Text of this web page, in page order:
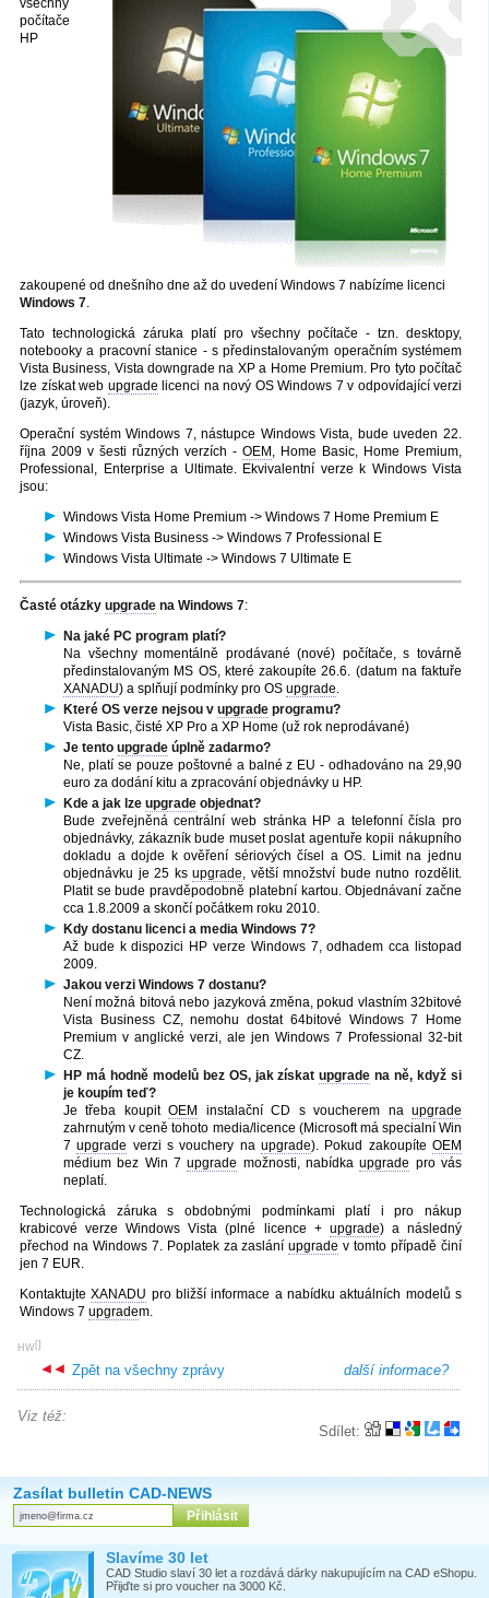
všechny
počítače
HP
zakoupené od dnešního dne až do uvedení Windows 7 nabízíme licenci
Windows 7.
Tato technologická záruka platí pro všechny počítače - tzn. desktopy,
notebooky a pracovní stanice - s předinstalovaným operačním systémem
Vista Business, Vista downgrade na XP a Home Premium. Pro tyto počítač
lze získat web upgrade licenci na nový OS Windows 7 v odpovídající verzi
(jazyk, úroveň).
Operační systém Windows 7, nástupce Windows Vista, bude uveden 22.
října 2009 v šesti různých verzích - OEM , Home Basic, Home Premium,
Professional, Enterprise a Ultimate. Ekvivalentní verze k Windows Vista
jsou:
Windows Vista Home Premium -> Windows 7 Home Premium E
Windows Vista Business -> Windows 7 Professional E
Windows Vista Ultimate -> Windows 7 Ultimate E
Časté otázky upgrade na Windows 7:
Na jaké PC program platí?
Na všechny momentálně prodávané (nové) počítače, s továrně
předinstalovaným MS OS, které zakoupíte 26.6. (datum na faktuře
XANADU) a splňují podmínky pro OS upgrade.
Které OS verze nejsou v upgrade programu?
Vista Basic, čisté XP Pro a XP Home (už rok neprodávané)
Je tento upgrade úplně zadarmo?
Ne, platí se pouze poštovné a balné z EU - odhadováno na 29,90
euro za dodání kitu a zpracování objednávky u HP.
Kde a jak lze upgrade objednat?
Bude zveřejněná centrální web stránka HP a telefonní čísla pro
objednávky, zákazník bude muset poslat agentuře kopii nákupního
dokladu a dojde k ověření sériových čísel a OS. Limit na jednu
objednávku je 25 ksupgrade, větší množství bude nutno rozdělit.
Platit se bude pravděpodobně platební kartou. Objednávaní začne
cca 1.8.2009 a skončí počátkem roku 2010.
Kdy dostanu licenci a media Windows 7?
Až bude k dispozici HP verze Windows 7, odhadem cca listopad
2009.
Jakou verzi Windows 7 dostanu?
Není možná bitová nebo jazyková změna, pokud vlastním 32bitové
Vista Business CZ, nemohu dostat 64bitové Windows 7 Home
Premium v anglické verzi, ale jen Windows 7 Professional 32-bit
CZ.
HP má hodně modelů bez OS, jak získatupgrade na ně, když si
je koupím teď?
Je třeba koupitOEM instalační CD s voucherem naupgrade
zahrnutým v ceně tohoto media/licence (Microsoft má specialní Win
7upgrade verzi s vouchery naupgrade). Pokud zakoupíteOEM
médium bez Win 7upgrade možnosti, nabídkaupgrade pro vás
neplatí.
Technologická záruka s obdobnými podmínkami platí i pro nákup
krabicové verze Windows Vista (plné licence + upgrade) a následný
přechod na Windows 7. Poplatek za zasláníupgrade v tomto případě činí
jen 7 EUR.
KontaktujteXANADU pro bližší informace a nabídku aktuálních modelů s
Windows 7 upgradem.
[
HW ]
další informace?
Zpět na všechny zprávy
Sdílet:
Viz též:
Zasílat bulletin CAD-NEWS
Slavíme 30 let
CAD Studio slaví 30 let a rozdává dárky nakupujícím na CAD eShopu.
Přijďte si pro voucher na 3000 Kč.